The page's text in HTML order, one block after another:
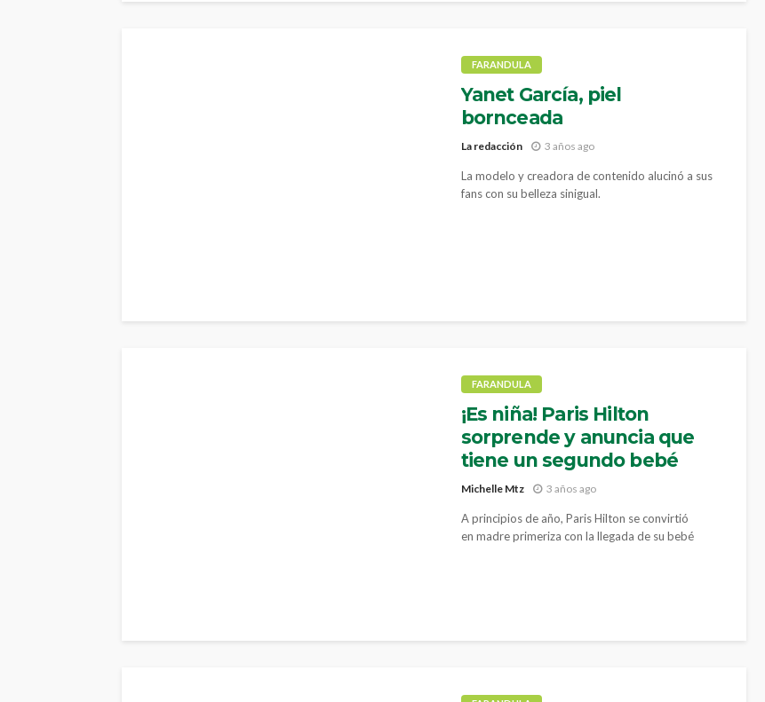
FARANDULA
Yanet García, piel
bornceada
La redacción 3 años ago
La modelo y creadora de contenido alucinó a sus
fans con su belleza sinigual.
FARANDULA
¡Es niña! Paris Hilton
sorprende y anuncia que
tiene un segundo bebé
Michelle Mtz 3 años ago
A principios de año, Paris Hilton se convirtió
en madre primeriza con la llegada de su bebé